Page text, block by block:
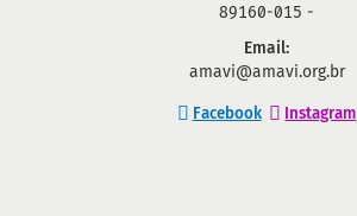
89160-015 -
Email:
amavi@amavi.org.br
Facebook Instagram